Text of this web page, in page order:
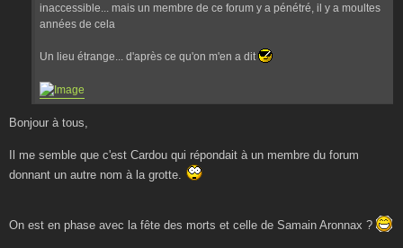
inaccessible... mais un membre de ce forum y a pénétré, il y a moultes
années de cela
Un lieu étrange... d'après ce qu'on m'en a dit
Bonjour à tous,
Il me semble que c'est Cardou qui répondait à un membre du forum
donnant un autre nom à la grotte.
On est en phase avec la fête des morts et celle de Samain Aronnax ?